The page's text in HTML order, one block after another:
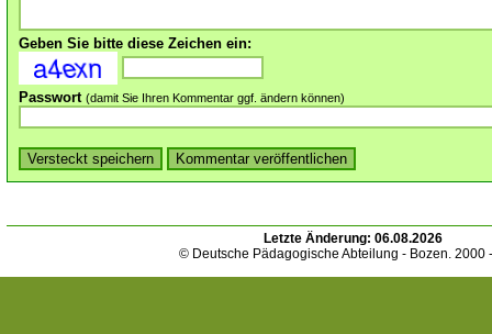
Geben Sie bitte diese Zeichen ein:
Passwort (damit Sie Ihren Kommentar ggf. ändern können)
Letzte Änderung: 06.08.2026
© Deutsche Pädagogische Abteilung - Bozen. 2000